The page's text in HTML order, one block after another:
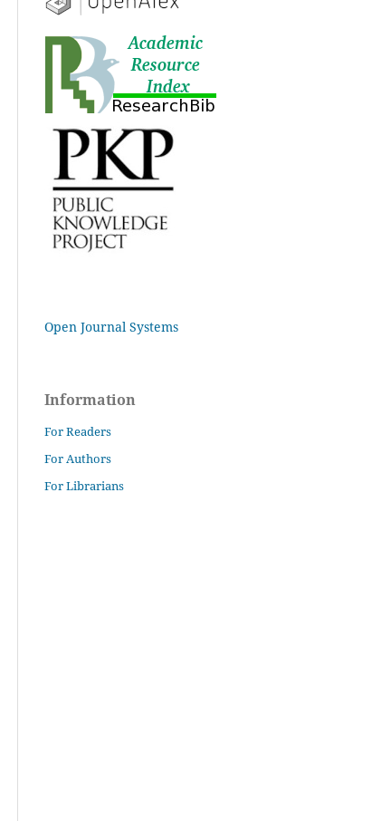
Open Journal Systems
Information
For Readers
For Authors
For Librarians